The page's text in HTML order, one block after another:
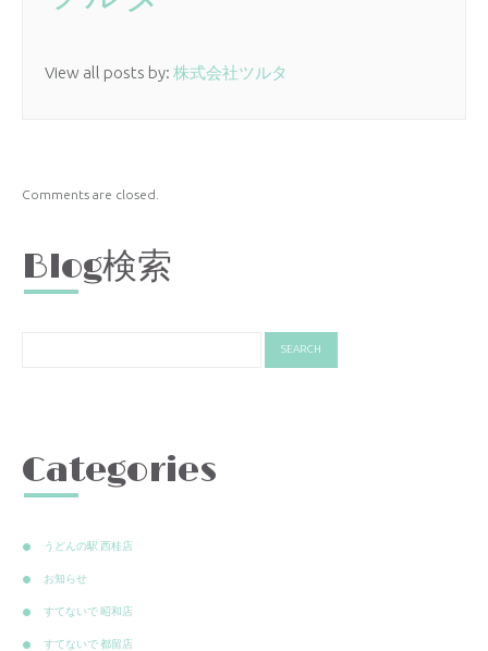
View all posts by: 株式会社ツルタ
Comments are closed.
Blog検索
Categories
うどんの駅 西桂店
お知らせ
すてないで 昭和店
すてないで 都留店